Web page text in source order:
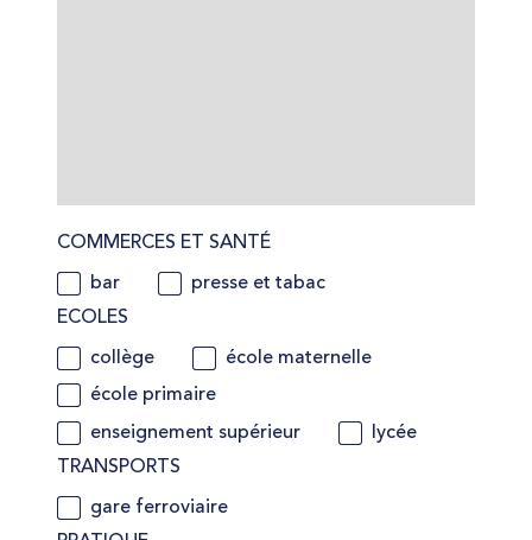
COMMERCES ET SANTÉ
bar
presse et tabac
ECOLES
collège
école maternelle
école primaire
enseignement supérieur
lycée
TRANSPORTS
gare ferroviaire